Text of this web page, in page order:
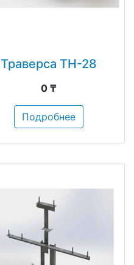
Траверса ТН-28
0 ₸
Подробнее